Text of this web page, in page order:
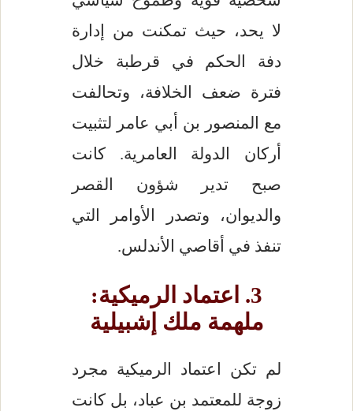
لا يحد، حيث تمكنت من إدارة
دفة الحكم في قرطبة خلال
فترة ضعف الخلافة، وتحالفت
مع المنصور بن أبي عامر لتثبيت
أركان الدولة العامرية. كانت
صبح تدير شؤون القصر
والديوان، وتصدر الأوامر التي
تنفذ في أقاصي الأندلس.
3. اعتماد الرميكية:
ملهمة ملك إشبيلية
لم تكن اعتماد الرميكية مجرد
زوجة للمعتمد بن عباد، بل كانت